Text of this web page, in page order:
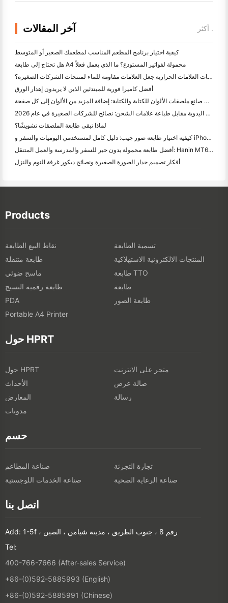
آخر المقالات أكثر .
كيفية اختيار برنامج المطعم المناسب لمطعمك الصغير أو المتوسط
هل تحتاج إلى طابعة A4 محمولة لفواتير المستودع؟ ما الذي يعمل فعلاً
هل يمكن لطابعات العلامات الحرارية جعل العلامات مقاومة للماء لمنتجات الشركات الصغيرة؟
أفضل كاميرا فورية للمبتدئين الذين لا يريدون إهدار الورق
أفضل صانع ملصقات الألوان للكتابة والكتابة: إضافة المزيد من الألوان إلى كل صفحة
الكتابة اليدوية مقابل طباعة علامات الشحن: نصائح للشركات الصغيرة في عام 2026
لماذا تبقى طابعة الملصقات تشويشًا؟
كيفية اختيار طابعة صور جيب: دليل كامل لمستخدمي اليوميات والسفر و iPhone
أفضل طابعة محمولة بدون حبر للسفر والمدرسة والعمل المتنقل: Hanin MT620 Pro Review
أفكار تصميم جدار الصورة الصغيرة ونصائح ديكور غرفة النوم والنزل
Products
نقاط البيع الطابعة
تسمية الطابعة
طابعة متنقلة
المنتجات الالكترونية الاستهلاكية
ماسح ضوئي
طابعة TTO
طابعة رقمية النسيج
طابعة
PDA
طابعة الصور
Portable A4 Printer
حول HPRT
حول HPRT
متجر على الانترنت
الأحداث
صالة عرض
المعارض
رسالة
مدونات
حسم
صناعة المطاعم
تجارة التجزئة
صناعة الخدمات اللوجستية
صناعة الرعاية الصحية
اتصل بنا
Add: 1-5f ، رقم 8 ، جنوب الطريق ، مدينة شيامن ، الصين
Tel:
400-766-7666 (After-sales Service)
+86-(0)592-5885993 (English)
+86-(0)592-5885991 (Chinese)